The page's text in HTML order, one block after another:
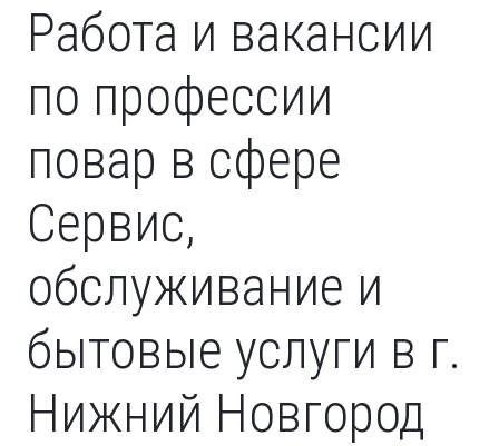
Работа и вакансии
по профессии
повар в сфере
Сервис,
обслуживание и
бытовые услуги в г.
Нижний Новгород